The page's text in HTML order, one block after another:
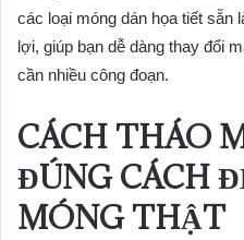
các loại móng dán họa tiết sẵn
lợi, giúp bạn dễ dàng thay đổi
cần nhiều công đoạn.
CÁCH THÁO
ĐÚNG CÁCH
MÓNG THẬT